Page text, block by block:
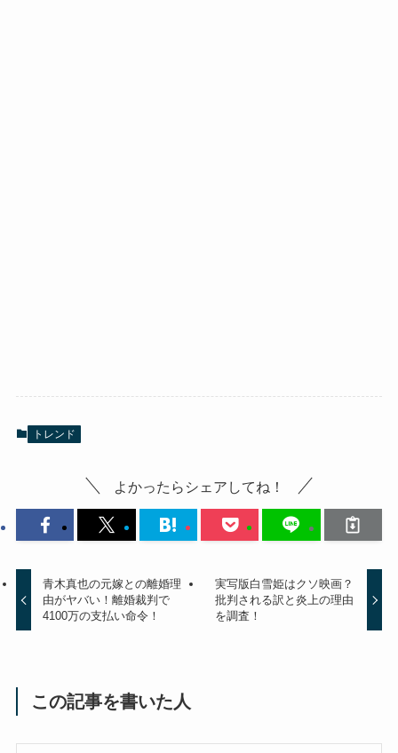
トレンド
よかったらシェアしてね！
青木真也の元嫁との離婚理
由がヤバい！離婚裁判で
4100万の支払い命令！
実写版白雪姫はクソ映画？
批判される訳と炎上の理由
を調査！
この記事を書いた人